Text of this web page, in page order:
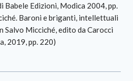
Babele Edizioni, Modica 2004, pp.
Baroni e briganti, intellettuali
Salvo Micciché, edito da Carocci
2019, pp. 220)